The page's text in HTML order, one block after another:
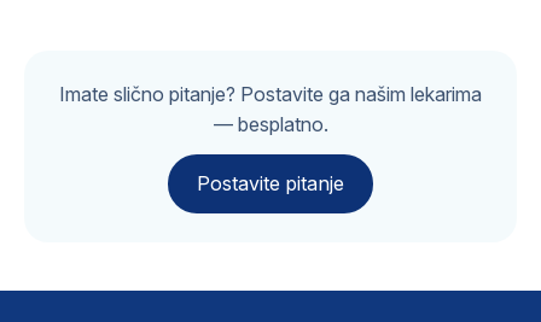
Imate slično pitanje? Postavite ga našim lekarima
— besplatno.
Postavite pitanje